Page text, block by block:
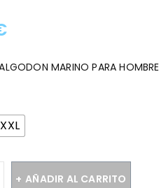
MARINO PARA HOMBRE
XXL
AÑADIR AL CARRITO